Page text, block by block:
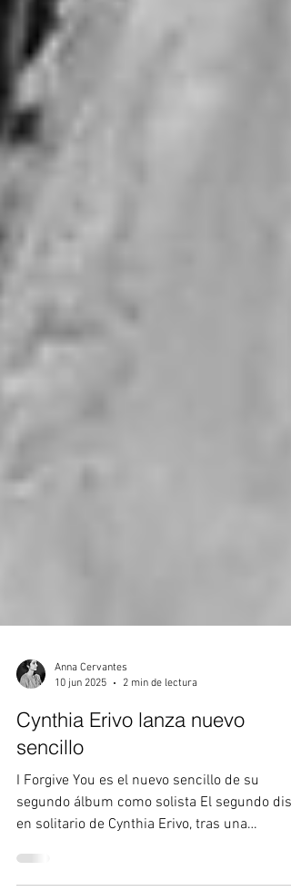
Anna Cervantes
10 jun 2025
2 min de lectura
Cynthia Erivo lanza nuevo
sencillo
I Forgive You es el nuevo sencillo de su
segundo álbum como solista El segundo